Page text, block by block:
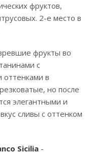
фруктов,
2-е место в
фрукты во
с
в
но после
элегантными и
сливы с оттенком
Sicilia -